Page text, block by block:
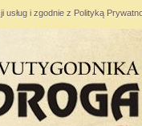
i zgodnie z Polityką